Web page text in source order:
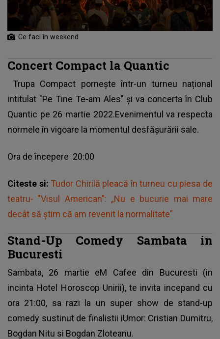
Ce faci în weekend
Concert Compact la Quantic
Trupa Compact pornește într-un turneu național
intitulat "Pe Tine Te-am Ales" și va concerta în Club
Quantic pe 26 martie 2022.Evenimentul va respecta
normele în vigoare la momentul desfășurării sale.
Ora de începere 20:00
Citeste si: Tudor Chirilă pleacă în turneu cu piesa de
teatru- "Visul American": „Nu e bucurie mai mare
decât să știm că am revenit la normalitate”
Stand-Up Comedy Sambata in
Bucuresti
Sambata, 26 martie eM Cafee din Bucuresti (in
incinta Hotel Horoscop Unirii), te invita incepand cu
ora 21:00, sa razi la un super show de stand-up
comedy sustinut de finalistii iUmor: Cristian Dumitru,
Bogdan Nitu si Bogdan Zloteanu.